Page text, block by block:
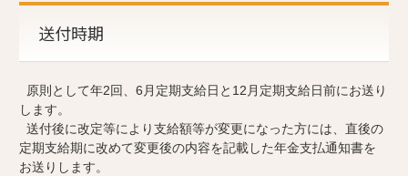
送付時期
原則として年2回、6月定期支給日と12月定期支給日前にお送り
します。
送付後に改定等により支給額等が変更になった方には、直後の
定期支給期に改めて変更後の内容を記載した年金支払通知書を
お送りします。